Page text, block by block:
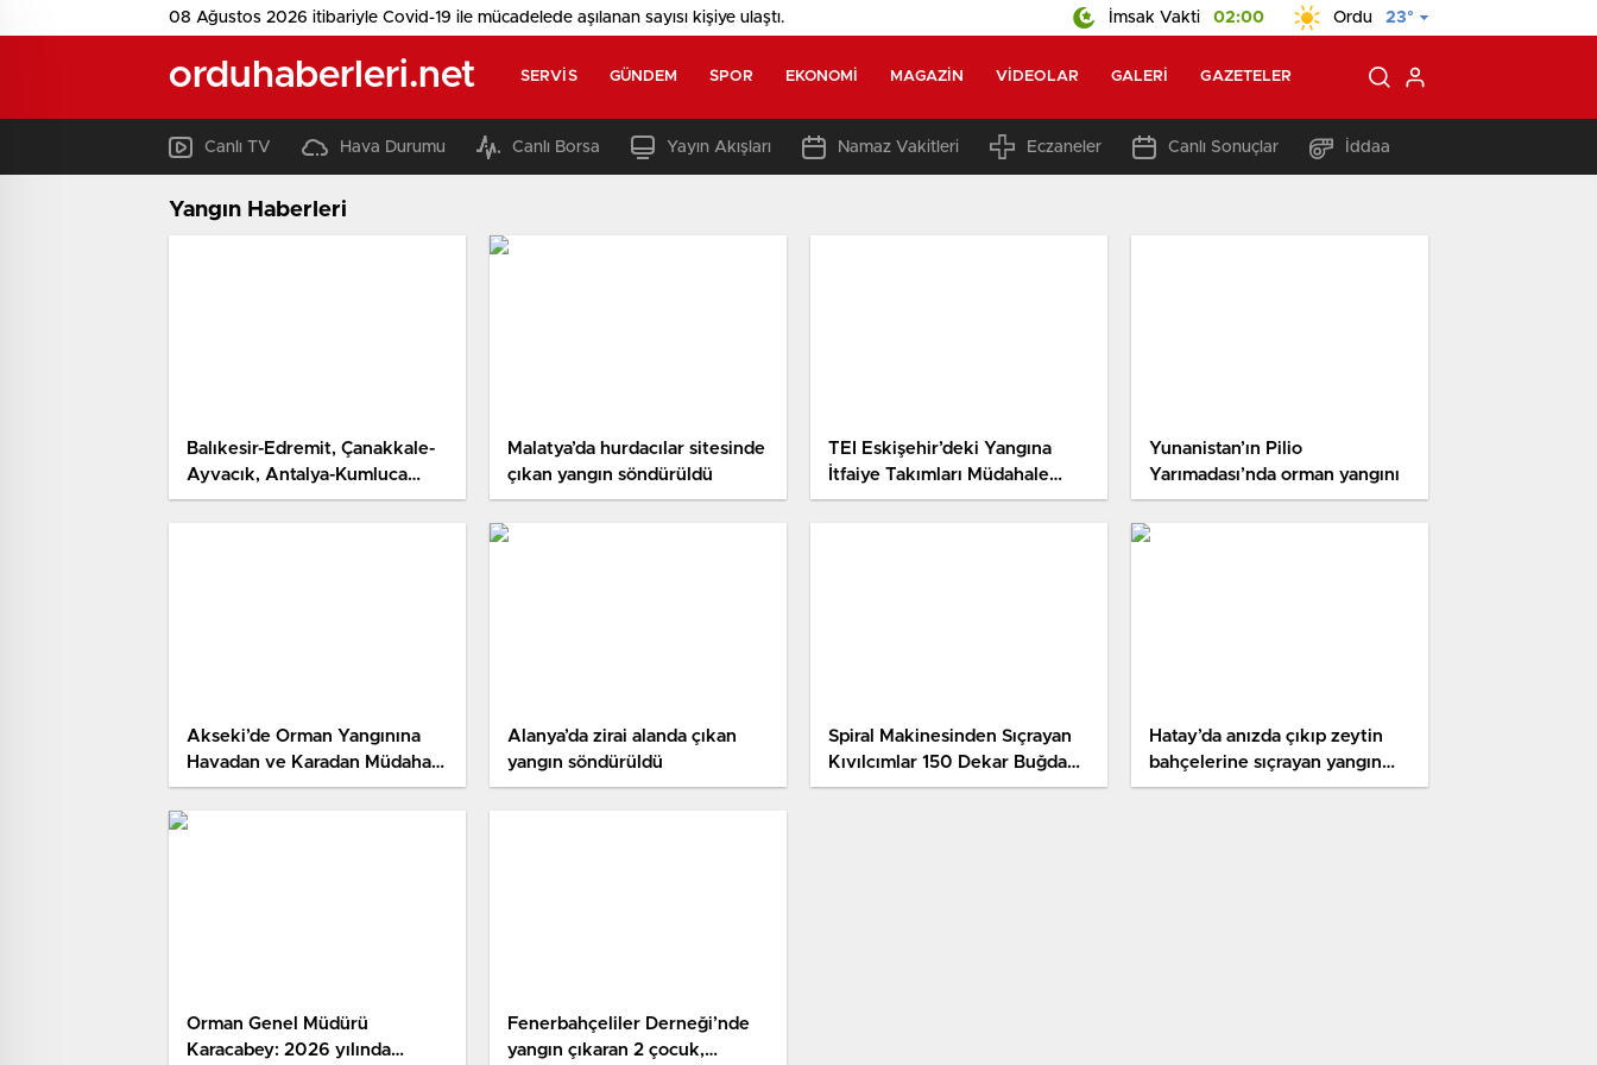
08 Ağustos 2026 itibariyle Covid-19 ile mücadelede aşılanan sayısı kişiye ulaştı. İmsak Vakti 02:00 Ordu 23°
orduhaberleri.net SERVIS GÜNDEM SPOR EKONOMI MAGAZIN VIDEOLAR GALERI GAZETELER
Canlı TV Hava Durumu Canlı Borsa Yayın Akışları Namaz Vakitleri Eczaneler Canlı Sonuçlar İddaa
Yangın Haberleri
Balıkesir-Edremit, Çanakkale-
Ayvacık, Antalya-Kumluca
yangınları büsbütün denetim
Malatya’da hurdacılar sitesinde
çıkan yangın söndürüldü
TEI Eskişehir’deki Yangına
İtfaiye Takımları Müdahale
Ediyor
Yunanistan’ın Pilio
Yarımadası’nda orman yangını
Akseki’de Orman Yangınına
Havadan ve Karadan Müdahale
Sürüyor
Alanya’da zirai alanda çıkan
yangın söndürüldü
Spiral Makinesinden Sıçrayan
Kıvılcımlar 150 Dekar Buğday
Tarlası ile 50 Dekar Ağaçlık
Hatay’da anızda çıkıp zeytin
bahçelerine sıçrayan yangın
denetim altına alındı
Orman Genel Müdürü
Karacabey: 2026 yılında
Fenerbahçeliler Derneği’nde
yangın çıkaran 2 çocuk,